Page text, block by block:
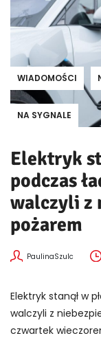
WIADOMOŚCI
NA SYGNALE
Elektryk
podczas
walczyli z
pożarem
PaulinaSzulc
Elektryk stanął w
walczyli z
czwartek